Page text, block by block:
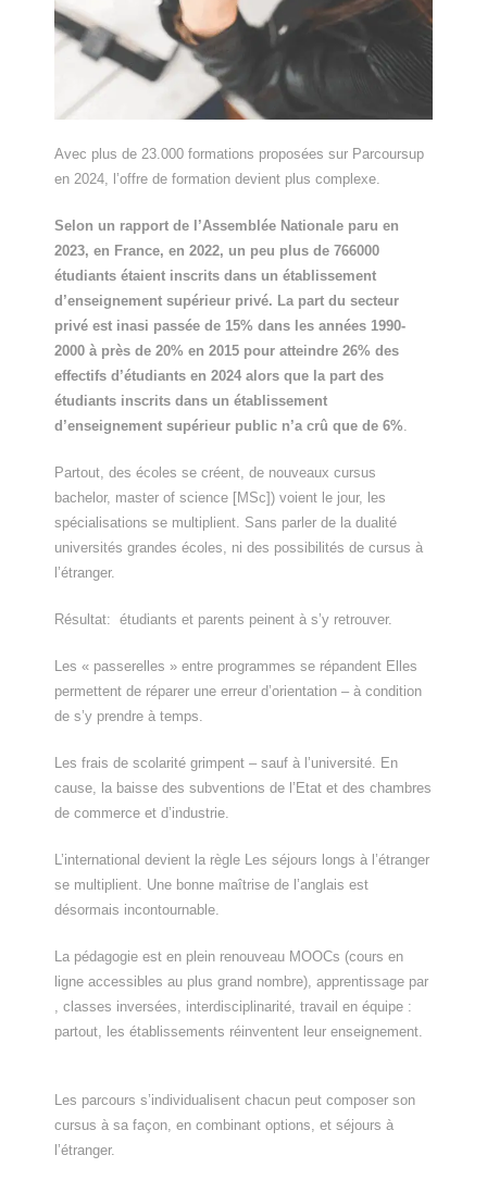
Avec plus de 23.000 formations proposées sur Parcoursup
en 2024, l’offre de formation devient plus complexe.
Selon un rapport de l’Assemblée Nationale paru en
2023, en France, en 2022, un peu plus de 766000
étudiants étaient inscrits dans un établissement
d’enseignement supérieur privé. La part du secteur
privé est inasi passée de 15% dans les années 1990-
2000 à près de 20% en 2015 pour atteindre 26% des
effectifs d’étudiants en 2024 alors que la part des
étudiants inscrits dans un établissement
d’enseignement supérieur public n’a crû que de 6%.
Partout, des écoles se créent, de nouveaux cursus
bachelor, master of science [MSc]) voient le jour, les
spécialisations se multiplient. Sans parler de la dualité
universités grandes écoles, ni des possibilités de cursus à
l’étranger.
Résultat: étudiants et parents peinent à s’y retrouver.
Les « passerelles » entre programmes se répandent Elles
permettent de réparer une erreur d’orientation – à condition
de s’y prendre à temps.
Les frais de scolarité grimpent – sauf à l’université. En
cause, la baisse des subventions de l’Etat et des chambres
de commerce et d’industrie.
L’international devient la règle Les séjours longs à l’étranger
se multiplient. Une bonne maîtrise de l’anglais est
désormais incontournable.
La pédagogie est en plein renouveau MOOCs (cours en
ligne accessibles au plus grand nombre), apprentissage par
, classes inversées, interdisciplinarité, travail en équipe :
partout, les établissements réinventent leur enseignement.
Les parcours s’individualisent chacun peut composer son
cursus à sa façon, en combinant options, et séjours à
l’étranger.